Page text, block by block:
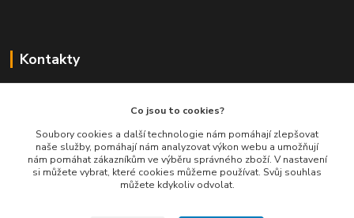
Kontakty
+420 777 461 661
(Po-Pá, 8-16 hod.)
info@balimespolu.cz
Co jsou to cookies?
Soubory cookies a další technologie nám pomáhají zlepšovat
naše služby, pomáhají nám analyzovat výkon webu a umožňují
nám pomáhat zákazníkům ve výběru správného zboží. V nastavení
si můžete vybrat, které cookies můžeme používat. Svůj souhlas
můžete kdykoliv odvolat.